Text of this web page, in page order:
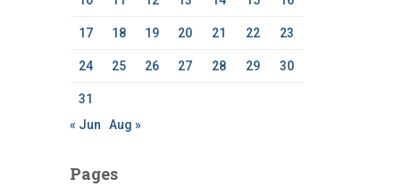
17 18 19 20 21 22 23
24 25 26 27 28 29 30
31
« Jun
Aug »
Pages